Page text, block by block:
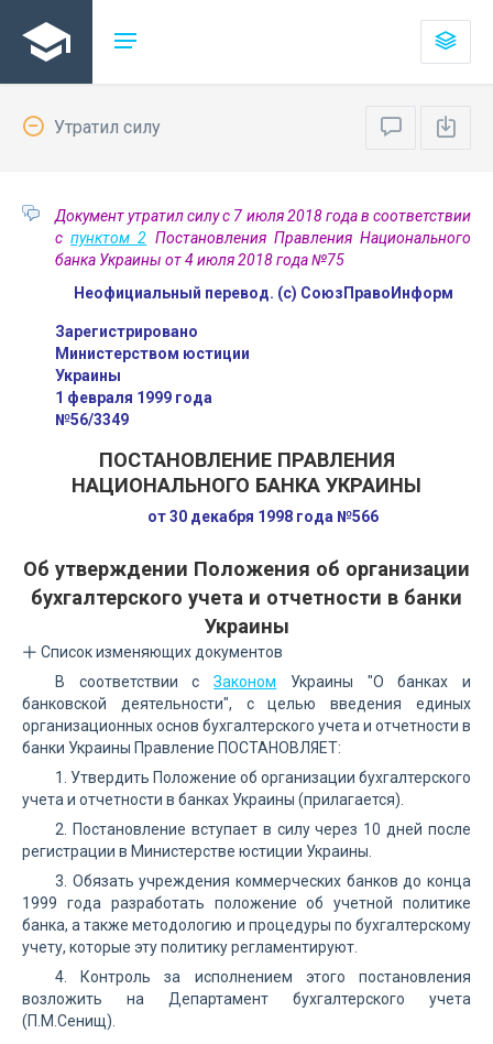
Утратил силу
Документ утратил силу с 7 июля 2018 года в соответствии
спунктом 2 Постановления Правления Национального
банка Украины от 4 июля 2018 года №75
Неофициальный перевод. (с) СоюзПравоИнформ
Зарегистрировано
Министерством юстиции
Украины
1 февраля 1999 года
№56/3349
ПОСТАНОВЛЕНИЕ ПРАВЛЕНИЯ
НАЦИОНАЛЬНОГО БАНКА УКРАИНЫ
от 30 декабря 1998 года №566
Об утверждении Положения об организации
бухгалтерского учета и отчетности в банки
Украины
Список изменяющих документов
В соответствии сЗаконом Украины "О банках и
банковской деятельности", с целью введения единых
организационных основ бухгалтерского учета и отчетности в
банки Украины Правление ПОСТАНОВЛЯЕТ:
1. Утвердить Положение об организации бухгалтерского
учета и отчетности в банках Украины (прилагается).
2. Постановление вступает в силу через 10 дней после
регистрации в Министерстве юстиции Украины.
3. Обязать учреждения коммерческих банков до конца
1999 года разработать положение об учетной политике
банка, а также методологию и процедуры по бухгалтерскому
учету, которые эту политику регламентируют.
4. Контроль за исполнением этого постановления
возложить на Департамент бухгалтерского учета
(П.М.Сенищ).